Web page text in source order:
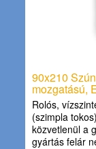
90x210
mozgatású,
Rolós,
(szimpla
közvetlenül a
gyártás felár